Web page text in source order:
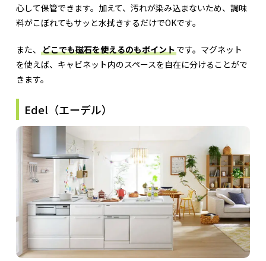
心して保管できます。加えて、汚れが染み込まないため、調味
料がこぼれてもサッと水拭きするだけでOKです。
また、 どこでも磁石を使えるのもポイントです。マグネット
を使えば、キャビネット内のスペースを自在に分けることがで
きます。
Edel（エーデル）